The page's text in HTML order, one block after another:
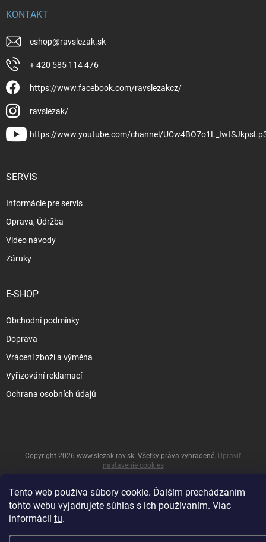
Tento web používa súbory cookie. Ďalším prechádzaním
tohto webu vyjadrujete súhlas s ich používaním. Viac
informácií tu.
KONTAKT
eshop@ravslezak.sk
+ 420 585 114 476
https://www.facebook.com/ravslezakcz/
ravslezak/
https://www.youtube.com/channel/
SERVIS
Informácie pre servis
Oprava, Údržba
Video návody
Záruky
E-SHOP
Obchodní podmínky
Doprava
Vrácení zboží a výměna
Vyřizování reklamací
Ochrana osobních údajů
Vytvoril Shoptet
Copyright 2026 www.slezak-rav.sk. Všetky práva vyhradené. Upraviť
nastavenie cookies